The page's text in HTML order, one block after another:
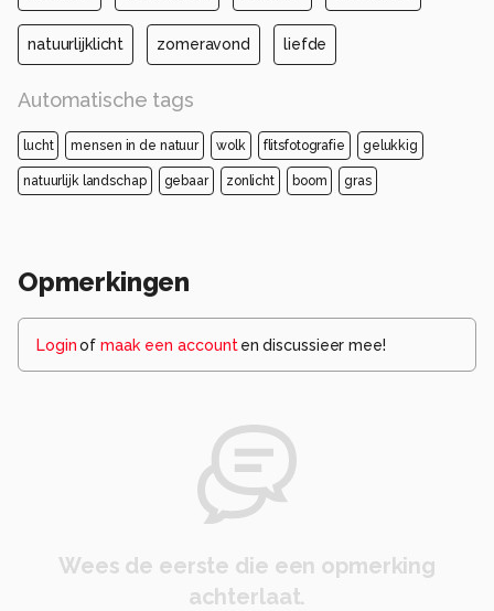
natuurlijklicht zomeravond liefde
Automatische tags
lucht mensen in de natuur wolk flitsfotografie gelukkig
natuurlijk landschap gebaar zonlicht boom gras
Opmerkingen
Loginof maak een account en discussieer mee!
Wees de eerste die een opmerking
achterlaat.